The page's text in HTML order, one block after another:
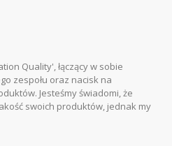
Quality', łączący w sobie
zespołu oraz nacisk na
Jesteśmy świadomi, że
swoich produktów, jednak my